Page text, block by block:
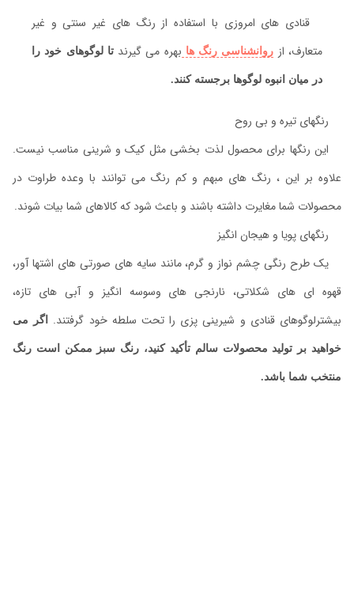
قنادی های امروزی با استفاده از رنگ های غیر سنتی و غیر
متعارف، از روانشناسی رنگ ها بهره می گیرندتا لوگوهای خود را
در میان انبوه لوگوها برجسته کنند.
رنگهای تیره و بی روح
این رنگها برای محصول لذت بخشی مثل کیک و شرینی مناسب نیست.
علاوه بر این ، رنگ های مبهم و کم رنگ می توانند با وعده طراوت در
محصولات شما مغایرت داشته باشند و باعث شود که کالاهای شما بیات شوند.
رنگهای پویا و هیجان انگیز
یک طرح رنگی چشم نواز و گرم، مانند سایه های صورتی های اشتها آور،
قهوه ای های شکلاتی، نارنجی های وسوسه انگیز و آبی های تازه،
بیشترلوگوهای قنادی و شیرینی پزی را تحت سلطه خود گرفتند.
اگر می
خواهید بر تولید محصولات سالم تأکید کنید، رنگ سبز ممکن است رنگ
منتخب شما باشد.